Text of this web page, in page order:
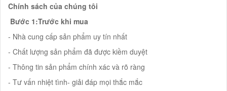
Chính sách của chúng tôi
Bước 1:Trước khi mua
- Nhà cung cấp sản phẩm uy tín nhất
- Chất lượng sản phẩm đã được kiềm duyệt
- Thông tin sản phẩm chính xác và rõ ràng
- Tư vấn nhiệt tình- giải đáp mọi thắc mắc